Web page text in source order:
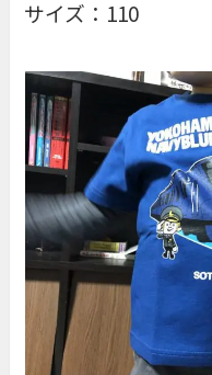
サイズ：110